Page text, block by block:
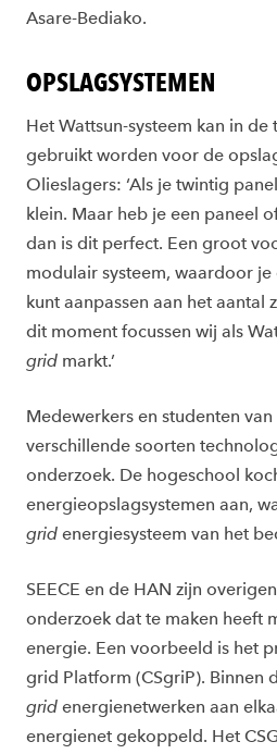
Asare-Bediako.
OPSLAGSYSTEMEN
Het Wattsun-systeem kan in
gebruikt worden voor de
Olieslagers: ‘Als je twintig
klein. Maar heb je een paneel
dan is dit perfect. Een groot
modulair systeem, waardoor
kunt aanpassen aan het aantal
dit moment focussen wij als
grid markt.’
Medewerkers en studenten
verschillende soorten
onderzoek. De hogeschool
energieopslagsystemen aan,
grid energiesysteem van het
SEECE en de HAN zijn
onderzoek dat te maken heeft
energie. Een voorbeeld is het
grid Platform (CSgriP). Binnen
grid energienetwerken aan
energienet gekoppeld. Het